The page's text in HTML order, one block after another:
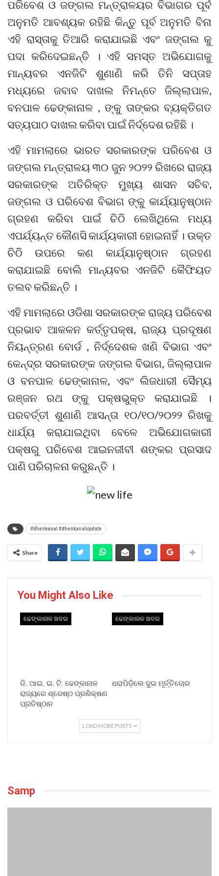
ପରିବେଶ ଓ ଜଙ୍ଗଲ ମନ୍ତ୍ରାଳୟର ବିଭାଗର ପୂର୍ବ
ଅନୁମତି ଆବଶ୍ୟକ ରହିଛି କିନ୍ତୁ ପୂର୍ବ ଅନୁମତି ବିନା
ଏହି ରାସ୍ତାକୁ ତିଆରି କରାଯାଇଛି ଏବଂ ଜଙ୍ଗଲ କୁ
ପଦା କରିଦେଇଛନ୍ତି । ଏହି ସମସ୍ତ ଅଭିଯୋଗକୁ
ମାନ୍ୟବର ଏନଜିଟି ଶୁଣାଣି କରି ତିନି ସପ୍ତାହ
ମଧ୍ୟରେ ଜବାବ ଦାଖଲ ନିମନ୍ତେ ଜିଲ୍ଲାପାଳ,
ବନପାଳ ଢେଙ୍କାନାଳ , ଙ୍କୁ ତାଙ୍କର ବ୍ୟକ୍ତିଗତ
ସତ୍ୟପାଠ ଦାଖଲ କରିବା ପାଇଁ ନିର୍ଦ୍ଦେଶ ରହିଛି ।
ଏହି ମାମଲାରେ ଭାରତ ସରକାରଙ୍କ ପରିବେଶ ଓ
ଜଙ୍ଗଲ ମନ୍ତ୍ରାଳୟ ୩୦ ଜୁନ ୨୦୨୨ ରିଖରେ ରାଜ୍ୟ
ସରକାରଙ୍କ ଅତିରିକ୍ତ ମୁଖ୍ୟ ଶାସନ ସଚିବ,
ଜଙ୍ଗଲ ଓ ପରିବେଶ ବିଭାଗ ଙ୍କୁ କାର୍ଯ୍ୟାନୁଷ୍ଠାନ
ଗ୍ରହଣ କରିବା ପାଇଁ ଚିଠି ଲେଖିଥିଲେ ମଧ୍ୟ
ଏପର୍ଯ୍ୟନ୍ତ କୌଣସି କାର୍ଯ୍ୟକାରୀ ହୋଇନାହିଁ । ଉକ୍ତ
ଚିଠି ଉପରେ କଣ କାର୍ଯ୍ୟାନୁଷ୍ଠାନ ଗ୍ରହଣ
କରାଯାଇଛି ବୋଲି ମାନ୍ୟବର ଏନଜିଟି କୈଫିୟତ
ତଲବ କରିଛନ୍ତି ।
ଏହି ମାମଲାରେ ଓଡିଶା ସରକାରଙ୍କ ରାଜ୍ୟ ପରିବେଶ
ପ୍ରଭାବ ଆକଳନ କର୍ତ୍ତୃପକ୍ଷ, ରାଜ୍ୟ ପ୍ରଦୂଷଣ
ନିୟନ୍ତ୍ରଣ ବୋର୍ଡ , ନିର୍ଦ୍ଦେଶକ ଖଣି ବିଭାଗ ଏବଂ
କେନ୍ଦ୍ର ସରକାରଙ୍କ ଜଙ୍ଗଲ ବିଭାଗ, ଜିଲ୍ଲାପାଳ
ଓ ବନପାଳ ଢେଙ୍କାନାଳ, ଏବଂ ଲିଜଧାରୀ ସୈମ୍ୟ
ରଞ୍ଜନ ରଥ ଙ୍କୁ ପକ୍ଷଭୁକ୍ତ କରାଯାଇଛି ।
ପରବର୍ତ୍ତୀ ଶୁଣାଣି ଆସନ୍ତା ୧୦/୧୦/୨୦୨୨ ରିଖକୁ
ଧାର୍ଯ୍ୟ କରାଯାଇଥିବା ବେଳେ ଅଭିଯୋଗକାରୀ
ପକ୍ଷରୁ ପରିବେଶ ଆଇନଜୀବୀ ଶଙ୍କର ପ୍ରସାଦ
ପାଣି ପରିଚାଳନା କରୁଛନ୍ତି ।
#dhenkanal #dhenkanalupdate
Share
You Might Also Like
ଢେଙ୍କାନାଳ ଖବର
ଡି. ଆଇ. ଇ. ଟି. ଢେଙ୍କାନାଳ
ରାଜ୍ୟରେ ଶ୍ରେଷ୍ଠ ପ୍ରଶିକ୍ଷଣ
ପ୍ରତିଷ୍ଠାନ
ଢେଙ୍କାନାଳ ଖବର
ଧରାପିଡ଼ିଲେ ଦୁଇ ମୂର୍ତ୍ତିଚୋର
LOAD MORE POSTS
Samp